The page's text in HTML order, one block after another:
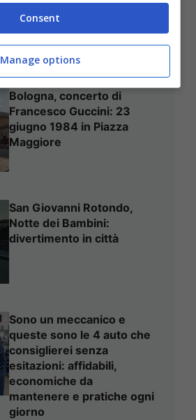
Bologna, concerto di
Francesco Guccini: 23
giugno 1984 in Piazza
Maggiore
San Giovanni Rotondo,
Notte dei Bambini:
divertimento in città
Sono un meccanico e
queste sono le 4 auto che
consiglierei senza
esitazioni: affidabili,
economiche da
mantenere e pratiche ogni
giorno
Consent
Manage options